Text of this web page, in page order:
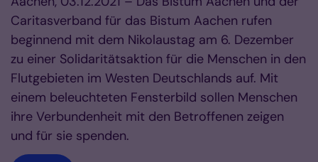
Caritasverband für das Bistum Aachen rufen
beginnend mit dem Nikolaustag am 6. Dezember
zu einer Solidaritätsaktion für die Menschen in den
Flutgebieten im Westen Deutschlands auf. Mit
einem beleuchteten Fensterbild sollen Menschen
ihre Verbundenheit mit den Betroffenen zeigen
und für sie spenden.